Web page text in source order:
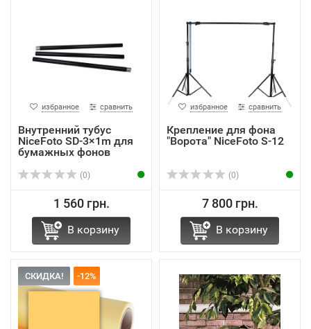
избранное сравнить
Внутренний тубус
NiceFoto SD-3×1m для
бумажных фонов
(0)
1 560 грн.
В корзину
избранное сравнить
Крепление для фона
"Ворота" NiceFoto S-12
(0)
7 800 грн.
В корзину
СКИДКА! -12%